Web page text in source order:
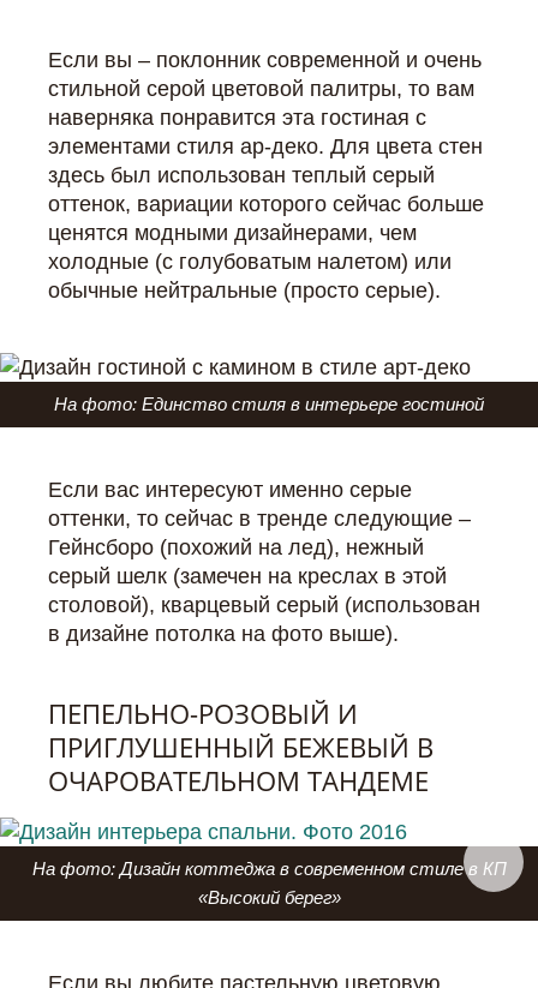
Если вы – поклонник современной и очень
стильной серой цветовой палитры, то вам
наверняка понравится эта гостиная с
элементами стиля ар-деко. Для цвета стен
здесь был использован теплый серый
оттенок, вариации которого сейчас больше
ценятся модными дизайнерами, чем
холодные (с голубоватым налетом) или
обычные нейтральные (просто серые).
На фото: Единство стиля в интерьере гостиной
Если вас интересуют именно серые
оттенки, то сейчас в тренде следующие –
Гейнсборо (похожий на лед), нежный
серый шелк (замечен на креслах в этой
столовой), кварцевый серый (использован
в дизайне потолка на фото выше).
ПЕПЕЛЬНО-РОЗОВЫЙ И
ПРИГЛУШЕННЫЙ БЕЖЕВЫЙ В
ОЧАРОВАТЕЛЬНОМ ТАНДЕМЕ
На фото: Дизайн коттеджа в современном стиле в КП
«Высокий берег»
Если вы любите пастельную цветовую